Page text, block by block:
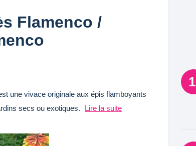
Flamenco /
une vivace originale aux épis flamboyants
secs ou exotiques.
Lire la suite